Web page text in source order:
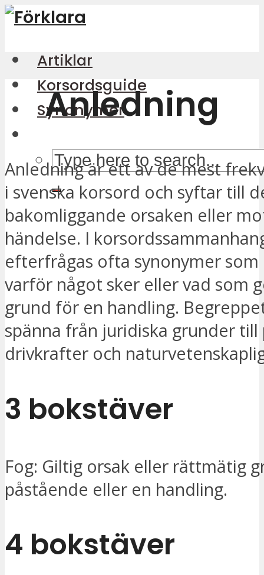
Artiklar
Korsordsguide
Synonymer
Anledning
Anledning är ett av de mest
i svenska korsord och syftar till
bakomliggande orsaken eller
händelse. I
efterfrågas ofta synonymer som
varför något sker eller vad som
grund för en handling.
spänna från juridiska grunder till
drivkrafter och
3 bokstäver
Fog: Giltig orsak eller rättmätig
påstående eller en handling.
4 bokstäver